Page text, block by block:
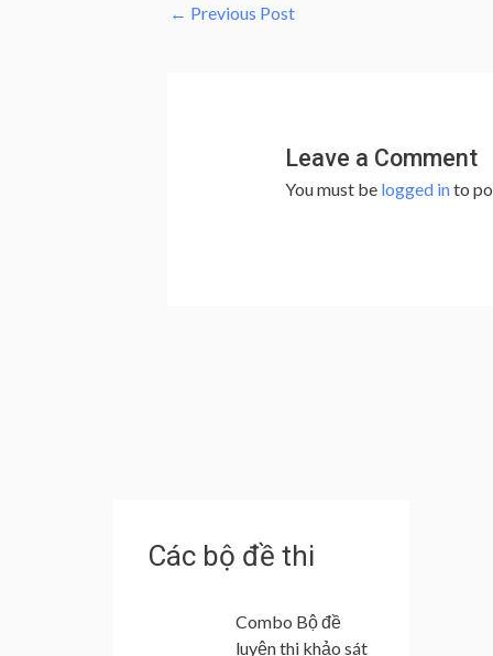
← Previous Post
Leave a Comment
You must be logged into
Các bộ đề thi
Combo Bộ đề
luyện thi khảo sát